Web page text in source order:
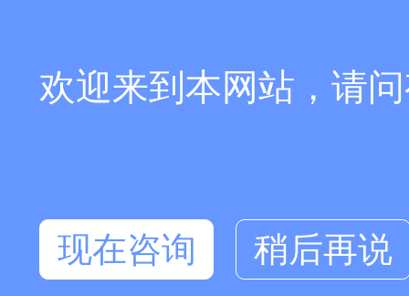
欢迎来到本网站，请
现在咨询 稍后再说